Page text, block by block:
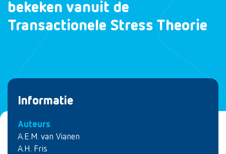
bekeken vanuit de
Transactionele Stress Theorie
Informatie
Auteurs
A.E.M. van Vianen
A.H. Fris